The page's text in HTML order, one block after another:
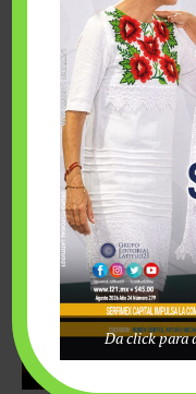
Fairmont Mayakoba y
esfuerzos para hacer
Da click para